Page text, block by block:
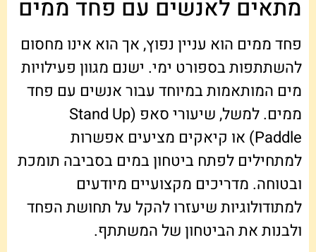
מתאים לאנשים עם פחד ממים
פחד ממים הוא עניין נפוץ, אך הוא אינו מחסום
להשתתפות בספורט ימי. ישנם מגוון פעילויות
מים המותאמות במיוחד עבור אנשים עם פחד
ממים. למשל, שיעורי סאפ (Stand Up
Paddle) או קיאקים מציעים אפשרות
למתחילים לפתח ביטחון במים בסביבה תומכת
ובטוחה. מדריכים מקצועיים מיודעים
למתודולוגיות שיעזרו להקל על תחושת הפחד
ולבנות את הביטחון של המשתתף.